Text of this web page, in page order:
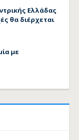
Ελλάδας
θα διέρχεται
με